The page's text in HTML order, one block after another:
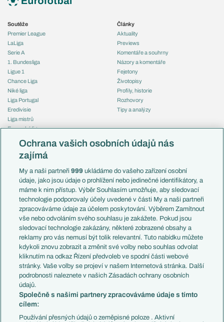
Soutěže
Premier League
LaLiga
Serie A
1. Bundesliga
Ligue 1
Chance Liga
Niké liga
Liga Portugal
Eredivisie
Liga mistrů
Evropská liga
Mistrovství světa
Liga národů
Témata
Představení týmů MS
EuroSkauting
PL v kostce
Evropské koeficienty
Přestupy
Přestupové spekulace
Zranění
Kluby
Arsenal FC
Chelsea FC
Manchester United
AC Milán
Juventus FC
Články
Aktuality
Previews
Komentáře a souhrny
Názory a komentáře
Fejetony
Životopisy
Profily, historie
Rozhovory
Tipy a analýzy
Česko
Francie
Itálie
Německo
Španělsko
Argentina
Brazílie
Přestupy
Zápasy
Livescore
Tipovací soutěž
Ochrana vašich osobních údajů nás
zajímá
My a naši partneři999 ukládáme do vašeho zařízení osobní
údaje, jako jsou údaje o prohlížení nebo jedinečné identifikátory, a
máme k nim přístup. Výběr Souhlasím umožňuje, aby sledovací
technologie podporovaly účely uvedené v části My a naši partneři
zpracováváme údaje za účelem poskytování. Výběrem Zamítnout
vše nebo odvoláním svého souhlasu je zakážete. Pokud jsou
sledovací technologie zakázány, některé zobrazené obsahy a
reklamy pro vás nemusí být tolik relevantní. Tuto nabídku můžete
kdykoli znovu zobrazit a změnit své volby nebo souhlas odvolat
kliknutím na odkaz Řízení předvoleb ve spodní části webové
stránky. Vaše volby se projeví v našem Internetová stránka. Další
podrobnosti naleznete v našich Zásadách ochrany osobních
údajů.
Společně s našimi partnery zpracováváme údaje s tímto
cílem:
Používání přesných údajů o zeměpisné poloze . Aktivní